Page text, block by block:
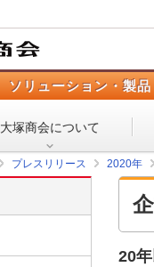
ソリューション・製品
大塚商会について
プレスリリース 2020年
20